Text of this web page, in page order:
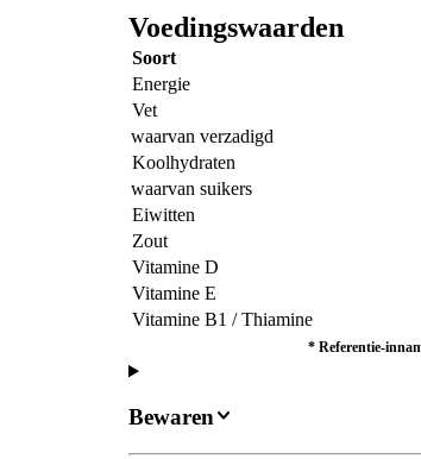
Voedingswaarden
Soort
Energie
Vet
waarvan verzadigd
Koolhydraten
waarvan suikers
Eiwitten
Zout
Vitamine D
Vitamine E
Vitamine B1 / Thiamine
* Referentie-
Bewaren